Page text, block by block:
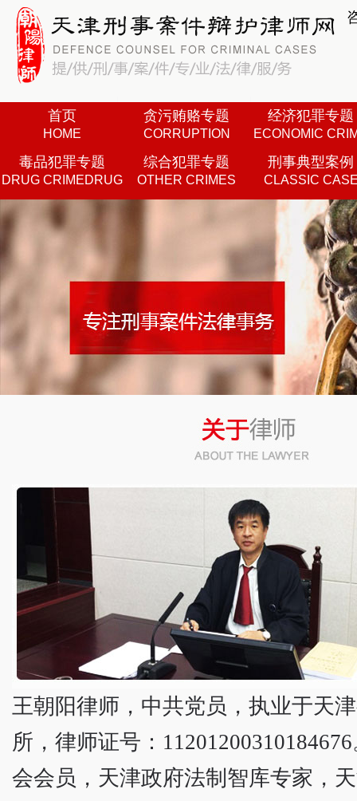
首页
HOME
贪污贿赂专题
CORRUPTION
经济犯罪专题
ECONOMIC
毒品犯罪专题
DRUG CRIMEDRUG
综合犯罪专题
OTHER CRIMES
刑事典型案例
CLASSIC
王朝阳律师，中共党员，执业于天
所，律师证号：
会会员，天津政府法制智库专家，